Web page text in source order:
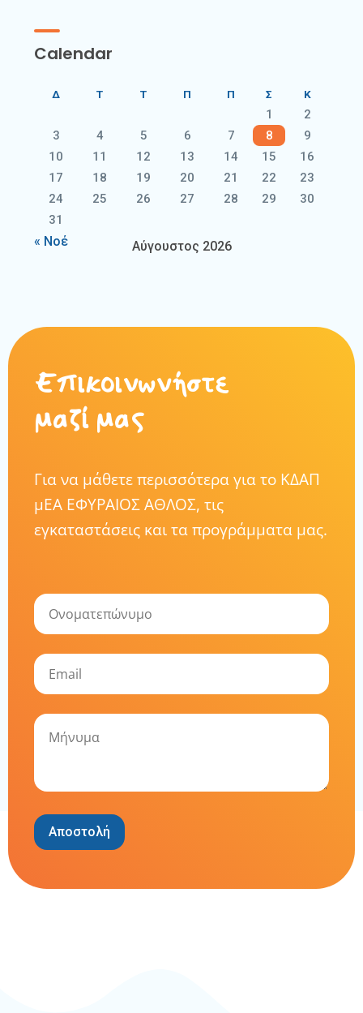
Calendar
Αύγουστος 2026
Δ Τ Τ Π Π Σ Κ
1
2
3
4 5 6 7 8
9
10
11 12 13 14 15
16
17
18 19 20 21 22
23
24
25 26 27 28 29
30
31
« Νοέ
Επικοινωνήστε
μαζί μας
Για να μάθετε περισσότερα για το ΚΔΑΠ
μΕΑ ΕΦΥΡΑΙΟΣ ΑΘΛΟΣ, τις
εγκαταστάσεις και τα προγράμματα μας.